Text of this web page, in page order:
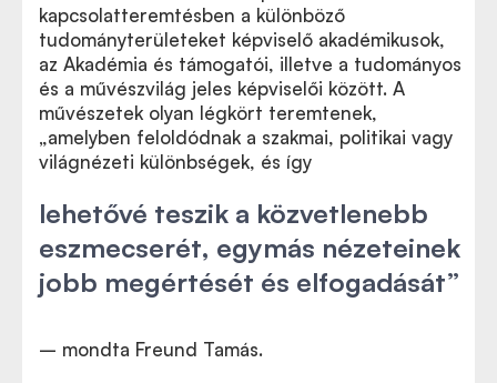
kapcsolatteremtésben a különböző
tudományterületeket képviselő akadémikusok,
az Akadémia és támogatói, illetve a tudományos
és a művészvilág jeles képviselői között. A
művészetek olyan légkört teremtenek,
„amelyben feloldódnak a szakmai, politikai vagy
világnézeti különbségek, és így
lehetővé teszik a közvetlenebb
eszmecserét, egymás nézeteinek
jobb megértését és elfogadását”
– mondta Freund Tamás.